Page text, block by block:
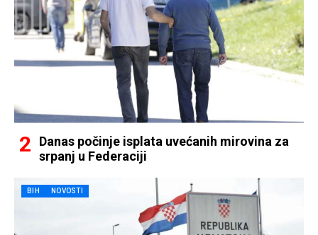
Danas počinje isplata uvećanih mirovina za
srpanj u Federaciji
BIH NOVOSTI